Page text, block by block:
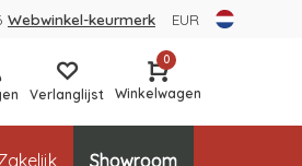
Webwinkel-keurmerk EUR
Verlanglijst
0
Winkelwagen
Showroom